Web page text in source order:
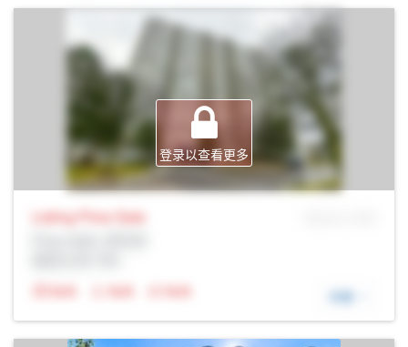
登录以查看更多
Listing Price Sale
N/A
N/A N/A 详细